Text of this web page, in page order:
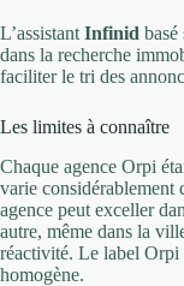
L’assistant Infinid
dans la recherche
faciliter le tri des
Les limites à connaître
Chaque agence Orpi
varie considérablement
agence peut exceller
autre, même dans la
réactivité. Le label Orpi
homogène.